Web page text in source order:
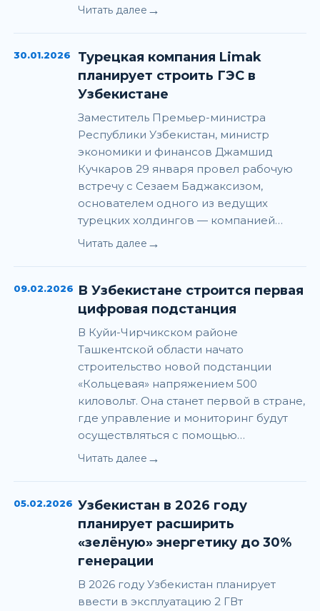
Читать далее →
30.01.2026
Турецкая компания Limak
планирует строить ГЭС в
Узбекистане
Заместитель Премьер-министра
Республики Узбекистан, министр
экономики и финансов Джамшид
Кучкаров 29 января провел рабочую
встречу с Сезаем Баджаксизом,
основателем одного из ведущих
турецких холдингов — компанией…
Читать далее →
09.02.2026 В Узбекистане строится первая
цифровая подстанция
В Куйи-Чирчикском районе
Ташкентской области начато
строительство новой подстанции
«Кольцевая» напряжением 500
киловольт. Она станет первой в стране,
где управление и мониторинг будут
осуществляться с помощью…
Читать далее →
05.02.2026 Узбекистан в 2026 году
планирует расширить
«зелёную» энергетику до 30%
генерации
В 2026 году Узбекистан планирует
ввести в эксплуатацию 2 ГВт